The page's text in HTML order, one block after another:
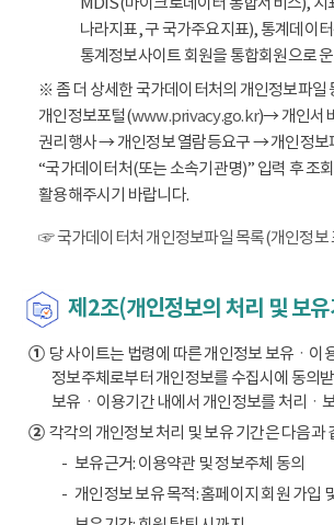
나라지표, 구 국가주요지표), 통계데이
통계정보사이트 회원을 통합회원으로
※ 좀 더 상세한 국가데이터처의 개인정보파일
개인정보포털(www.privacy.go.kr)→ 개인서
권리행사 → 개인정보 열람등요구 → 개인정보
“국가데이터처(또는 소속기관명)” 입력 후 조
활용해주시기 바랍니다.
☞ 국가데이터처 개인정보파일 목록(개인정보
제2조(개인정보의 처리 및 보
①당 사이트는 법령에 따른 개인정보 보유ㆍ이
정보주체로부터 개인정보를 수집시에 동의
보유ㆍ이용기간 내에서 개인정보를 처리ㆍ
②각각의 개인정보 처리 및 보유 기간은 다음과
보유근거: 이용약관 및 정보주체 동의
개인정보 보유 목적: 홈페이지 회원 가입